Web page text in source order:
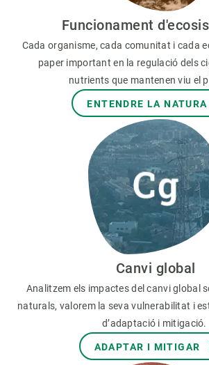
Funcionament
Cada organisme, cada comunitat i cada
paper important en la regulació dels
nutrients que mantenen viu el
ENTENDRE LA NATURA
Canvi global
Analitzem els impactes del canvi global
naturals, valorem la seva vulnerabilitat i
d’adaptació i mitigació.
ADAPTAR I MITIGAR